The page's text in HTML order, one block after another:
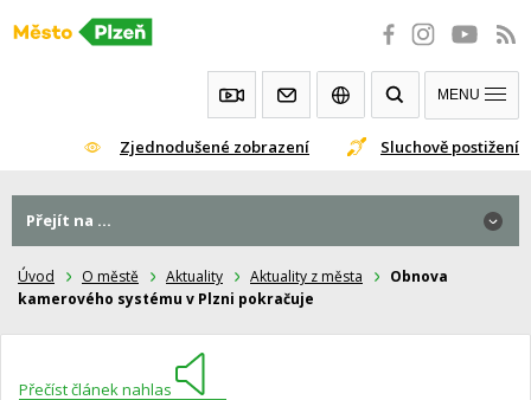
Přeskočit
Zjednodušené zobrazení Sluchově postižení
MENU
Úvod O městě Aktuality Aktuality z města
Obnova
kamerového systému v Plzni pokračuje
Přečíst článek nahlas
Přejít na ...